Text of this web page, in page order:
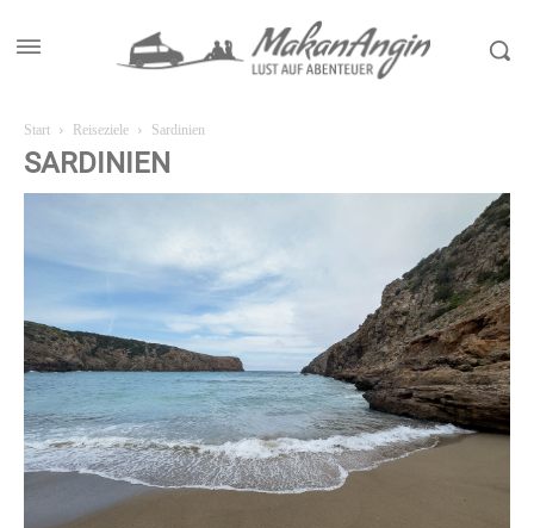
Start Reiseziele Sardinien
SARDINIEN